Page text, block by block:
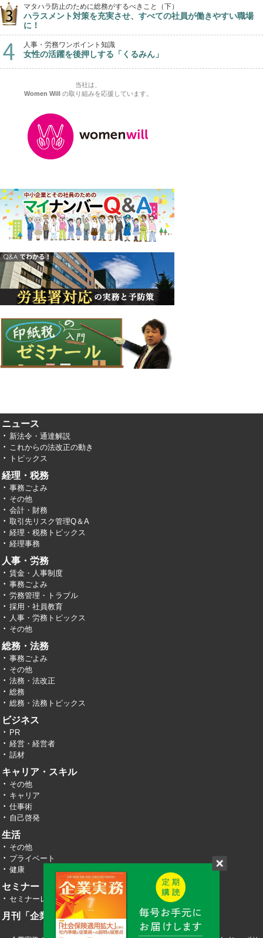
マタハラ防止のために総務がするべきこと（下）
ハラスメント対策を充実させ、すべての社員が働きやすい職場
に！
人事・労務ワンポイント知識
女性の活躍を後押しする「くるみん」
当社は、
Women Willの取り組みを応援しています。
ニュース
新法令・通達解説
これからの法改正の動き
トピックス
経理・税務
事務ごよみ
その他
会計・財務
取引先リスク管理Q＆A
経理・税務トピックス
経理事務
人事・労務
賃金・人事制度
事務ごよみ
労務管理・トラブル
採用・社員教育
人事・労務トピックス
その他
総務・法務
事務ごよみ
その他
法務・法改正
総務
総務・法務トピックス
ビジネス
PR
経営・経営者
話材
キャリア・スキル
その他
キャリア
仕事術
自己啓発
生活
その他
プライベート
健康
セミナー・イベント
セミナーレポート
月刊「企業実務」